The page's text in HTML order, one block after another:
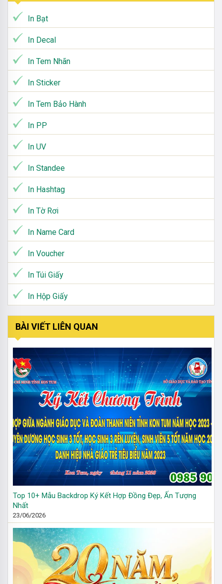
In Bạt
In Decal
In Tem Nhãn
In Sticker
In Tem Bảo Hành
In PP
In UV
In Standee
In Hashtag
In Tờ Rơi
In Name Card
In Voucher
In Túi Giấy
In Hộp Giấy
BÀI VIẾT LIÊN QUAN
Top 10+ Mẫu Backdrop Ký Kết Hợp Đồng Đẹp, Ấn Tượng
Nhất
23/06/2026